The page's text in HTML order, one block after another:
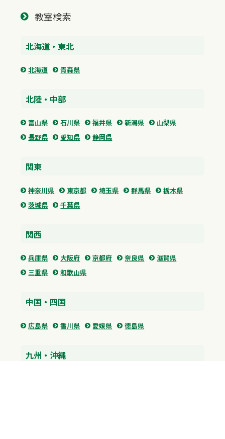
教室検索
北海道・東北
北海道 青森県
北陸・中部
富山県 石川県 福井県 新潟県
山梨県
長野県
愛知県 静岡県
関東
神奈川県 東京都 埼玉県 群馬県
栃木県
茨城県
千葉県
関西
兵庫県 大阪府 京都府 奈良県
滋賀県
三重県
和歌山県
中国・四国
広島県 香川県 愛媛県 徳島県
九州・沖縄